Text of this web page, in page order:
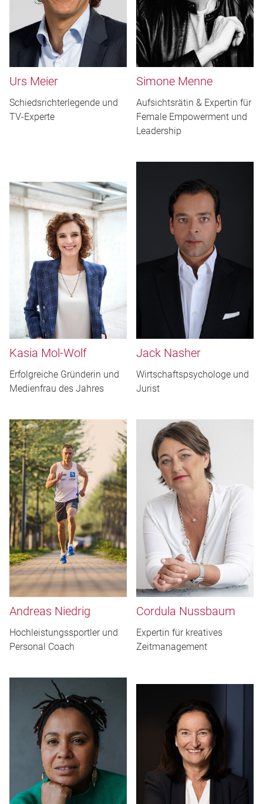
Urs Meier
Schiedsrichterlegende und
TV-Experte
Simone Menne
Aufsichtsrätin & Expertin für
Female Empowerment und
Leadership
Kasia Mol-Wolf
Erfolgreiche Gründerin und
Medienfrau des Jahres
Jack Nasher
Wirtschaftspsychologe und
Jurist
Andreas Niedrig
Hochleistungssportler und
Personal Coach
Cordula Nussbaum
Expertin für kreatives
Zeitmanagement